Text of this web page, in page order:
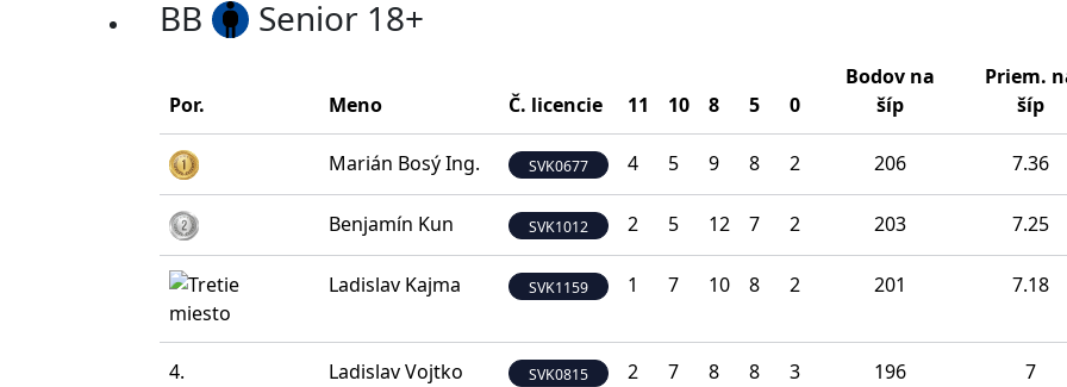
BB Senior 18+
Por. Meno Č. licencie 11 10 8 5 0
Bodov na
šíp
Priem.
šíp
Marián Bosý Ing. SVK0677 4 5 9 8 2 206 7.36
Benjamín Kun SVK1012 2 5 12 7 2 203 7.25
Ladislav Kajma SVK1159 1 7 10 8 2 201 7.18
4. Ladislav Vojtko SVK0815 2 7 8 8 3 196 7